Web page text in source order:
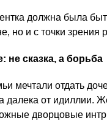
должна была
но и с точки зрения
не сказка, а борьба
мечтали отдать
далека от идиллии.
дворцовые